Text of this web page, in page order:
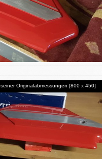
Originalabmessungen [800 x 450]